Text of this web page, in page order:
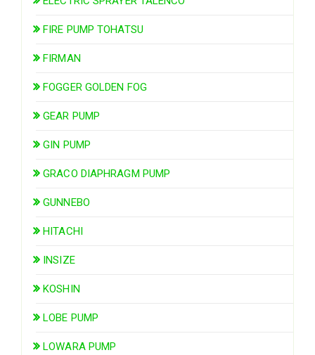
FIRE PUMP TOHATSU
FIRMAN
FOGGER GOLDEN FOG
GEAR PUMP
GIN PUMP
GRACO DIAPHRAGM PUMP
GUNNEBO
HITACHI
INSIZE
KOSHIN
LOBE PUMP
LOWARA PUMP